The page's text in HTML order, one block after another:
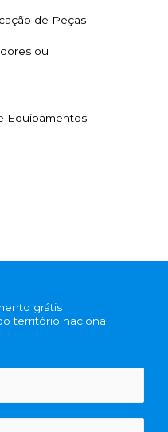
de Peças
ou
Equipamentos;
grátis
território nacional